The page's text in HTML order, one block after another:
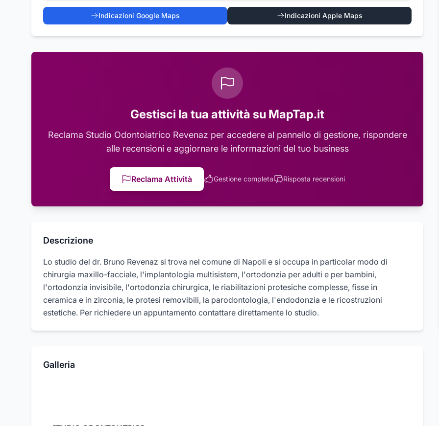
Indicazioni Google Maps Indicazioni Apple Maps
Gestisci la tua attività su MapTap.it
Reclama Studio Odontoiatrico Revenaz per accedere al pannello di gestione, rispondere
alle recensioni e aggiornare le informazioni del tuo business
Reclama Attività Gestione completa Risposta recensioni
Descrizione
Lo studio del dr. Bruno Revenaz si trova nel comune di Napoli e si occupa in particolar modo di
chirurgia maxillo-facciale, l'implantologia multisistem, l'ortodonzia per adulti e per bambini,
l'ortodonzia invisibile, l'ortodonzia chirurgica, le riabilitazioni protesiche complesse, fisse in
ceramica e in zirconia, le protesi removibili, la parodontologia, l'endodonzia e le ricostruzioni
estetiche. Per richiedere un appuntamento contattare direttamente lo studio.
Galleria